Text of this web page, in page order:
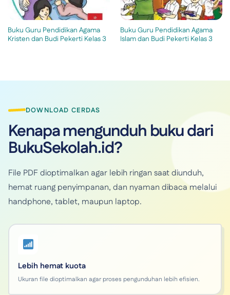
Buku Guru Pendidikan Agama
Kristen dan Budi Pekerti Kelas 3
Buku Guru Pendidikan Agama
Islam dan Budi Pekerti Kelas 3
DOWNLOAD CERDAS
Kenapa mengunduh buku dari
BukuSekolah.id?
File PDF dioptimalkan agar lebih ringan saat diunduh,
hemat ruang penyimpanan, dan nyaman dibaca melalui
handphone, tablet, maupun laptop.
Lebih hemat kuota
Ukuran file dioptimalkan agar proses pengunduhan lebih efisien.